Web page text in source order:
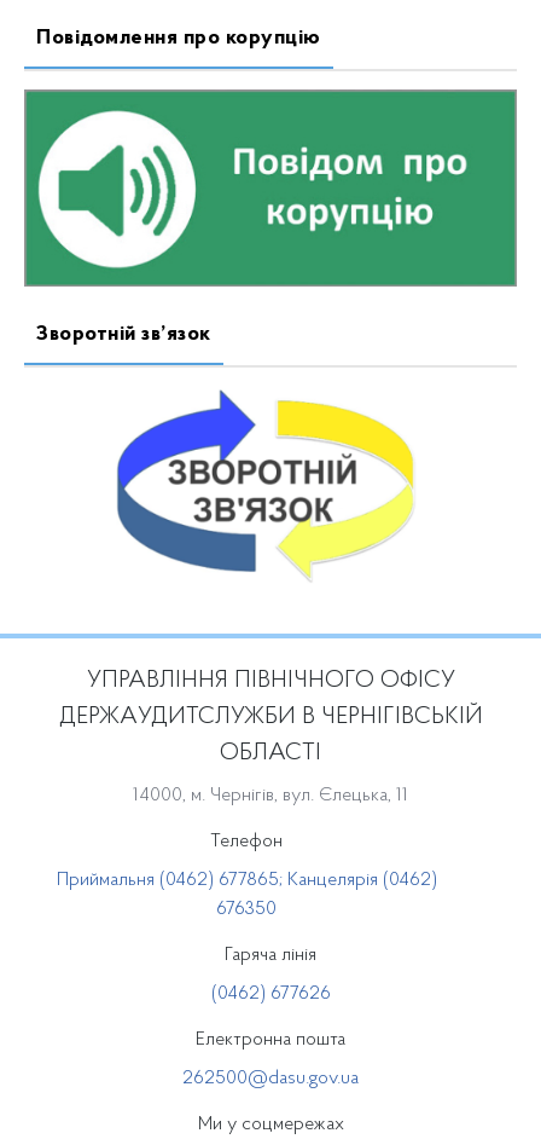
Повідомлення про корупцію
Зворотній зв’язок
УПРАВЛІННЯ ПІВНІЧНОГО ОФІСУ
ДЕРЖАУДИТСЛУЖБИ В ЧЕРНІГІВСЬКІЙ
ОБЛАСТІ
14000, м. Чернігів, вул. Єлецька, 11
Телефон
Приймальня (0462) 677865; Канцелярія (0462)
676350
Гаряча лінія
(0462) 677626
Електронна пошта
262500@dasu.gov.ua
Ми у соцмережах